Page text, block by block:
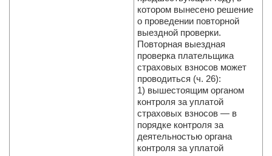
котором вынесено решение
о проведении повторной
выездной проверки.
Повторная выездная
проверка плательщика
страховых взносов может
проводиться (ч. 26):
1) вышестоящим органом
контроля за уплатой
страховых взносов — в
порядке контроля за
деятельностью органа
контроля за уплатой